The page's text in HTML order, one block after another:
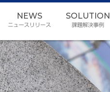
NEWS
ニュースリリース
SOLUTION
課題解決事例